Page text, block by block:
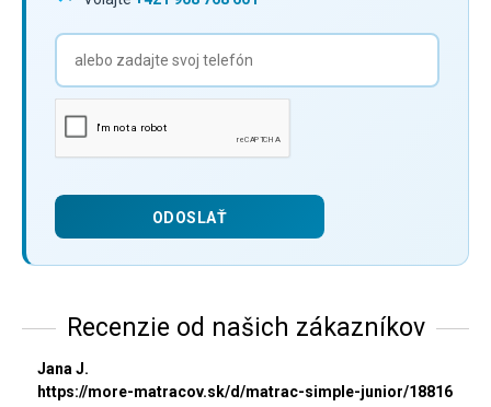
Recenzie od našich zákazníkov
Jana J.
https://more-matracov.sk/d/matrac-simple-junior/18816